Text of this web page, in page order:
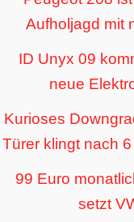
Aufholjagd mit
ID Unyx 09
neue
Kurioses
Türer klingt nach
99 Euro
setzt